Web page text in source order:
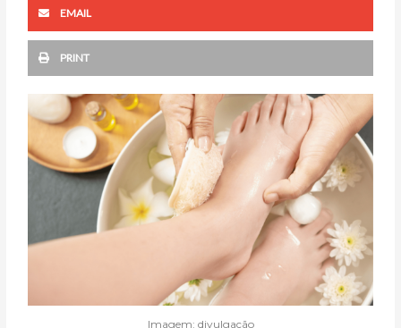
EMAIL
PRINT
Imagem: divulgação